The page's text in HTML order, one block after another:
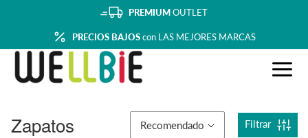
PREMIUMOUTLET
PRECIOS BAJOScon LAS MEJORES MARCAS
Zapatos Recomendado Filtrar